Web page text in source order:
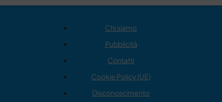
Chi siamo
Pubblicità
Contatti
Cookie Policy (UE)
Disconoscimento